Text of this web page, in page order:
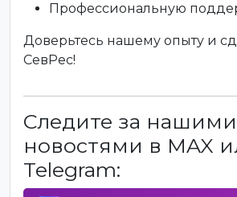
Профессиональную
Доверьтесь нашему опыту и
СевРес!
Следите за нашими
новостями в MAX
Telegram: